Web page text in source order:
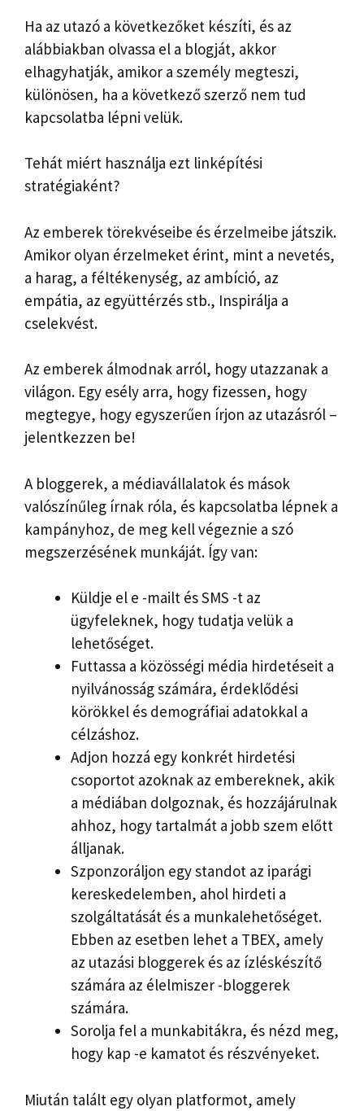
Ha az utazó a következőket készíti, és az
alábbiakban olvassa el a blogját, akkor
elhagyhatják, amikor a személy megteszi,
különösen, ha a következő szerző nem tud
kapcsolatba lépni velük.
Tehát miért használja ezt linképítési
stratégiaként?
Az emberek törekvéseibe és érzelmeibe játszik.
Amikor olyan érzelmeket érint, mint a nevetés,
a harag, a féltékenység, az ambíció, az
empátia, az együttérzés stb., Inspirálja a
cselekvést.
Az emberek álmodnak arról, hogy utazzanak a
világon. Egy esély arra, hogy fizessen, hogy
megtegye, hogy egyszerűen írjon az utazásról –
jelentkezzen be!
A bloggerek, a médiavállalatok és mások
valószínűleg írnak róla, és kapcsolatba lépnek a
kampányhoz, de meg kell végeznie a szó
megszerzésének munkáját. Így van:
Küldje el e -mailt és SMS -t az
ügyfeleknek, hogy tudatja velük a
lehetőséget.
Futtassa a közösségi média hirdetéseit a
nyilvánosság számára, érdeklődési
körökkel és demográfiai adatokkal a
célzáshoz.
Adjon hozzá egy konkrét hirdetési
csoportot azoknak az embereknek, akik
a médiában dolgoznak, és hozzájárulnak
ahhoz, hogy tartalmát a jobb szem előtt
álljanak.
Szponzoráljon egy standot az iparági
kereskedelemben, ahol hirdeti a
szolgáltatását és a munkalehetőséget.
Ebben az esetben lehet a TBEX, amely
az utazási bloggerek és az ízléskészítő
számára az élelmiszer -bloggerek
számára.
Sorolja fel a munkabitákra, és nézd meg,
hogy kap -e kamatot és részvényeket.
Miután talált egy olyan platformot, amely